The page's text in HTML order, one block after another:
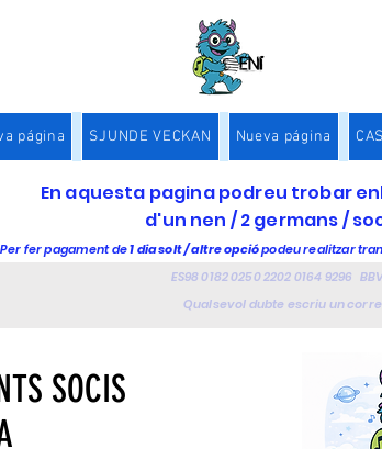
En aquesta pagina podreu trobar
d'un nen / 2 germans /
Per fer pagament de1 dia solt / altre opciópodeu realitzar
ES98 0182 0250 2202 0164 9296
Qualsevol dubte escriu un
SOCIS
página SJUNDE VECKAN Nueva página